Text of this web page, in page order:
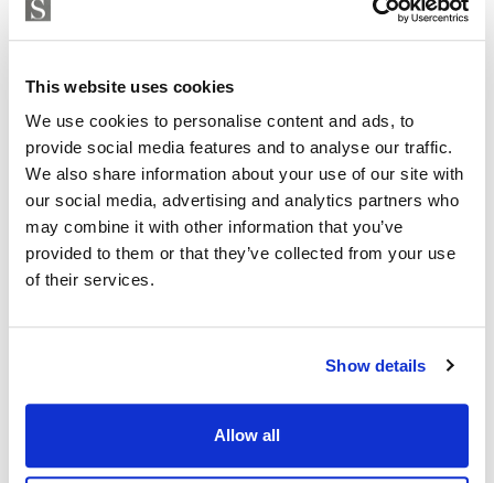
This website uses cookies
We use cookies to personalise content and ads, to
provide social media features and to analyse our traffic.
We also share information about your use of our site with
our social media, advertising and analytics partners who
may combine it with other information that you’ve
provided to them or that they’ve collected from your use
of their services.
Show details
Allow all
KiLAT
Harry Lockmer LKV | 2498435-8
pesutuvan ja kylmäkellarin, sekä viihtyisät piha-alueet.
4 kilometrin päässä Turun keskustasta. Alueen
monipuoliset liikuntamahdollisuudet tukevat aktiivista
elämäntapaa, ja Länsikeskuksen kattavat palvelut ovat
kävelyetäisyydellä. Erinomaiset liikenneyhteydet
sujuvoittavat arkea, liikuitpa sitten julkisilla tai omalla
autolla.
Lisätiedot ja myynti: